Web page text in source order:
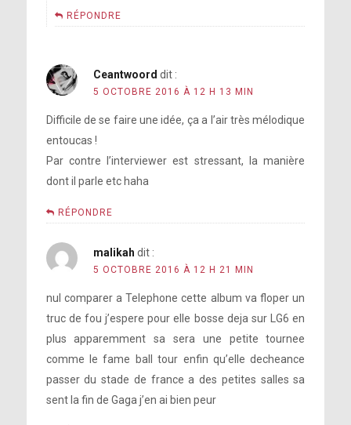
partout dans
quelqu’un, ou qui vont perdre quelqu’un
RÉPONDRE
Ceantwoord dit :
5 OCTOBRE 2016 À 12 H 13 MIN
Difficile de se faire une idée, ça a l’air très mélodique
entoucas !
Par contre l’interviewer est stressant, la manière
dont il parle etc haha
RÉPONDRE
malikah dit :
5 OCTOBRE 2016 À 12 H 21 MIN
nul comparer a Telephone cette album va floper un
truc de fou j’espere pour elle bosse deja sur LG6 en
plus apparemment sa sera une petite tournee
comme le fame ball tour enfin qu’elle decheance
passer du stade de france a des petites salles sa
sent la fin de Gaga j’en ai bien peur